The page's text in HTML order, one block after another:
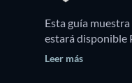
Esta guía
estará disponible
Leer más